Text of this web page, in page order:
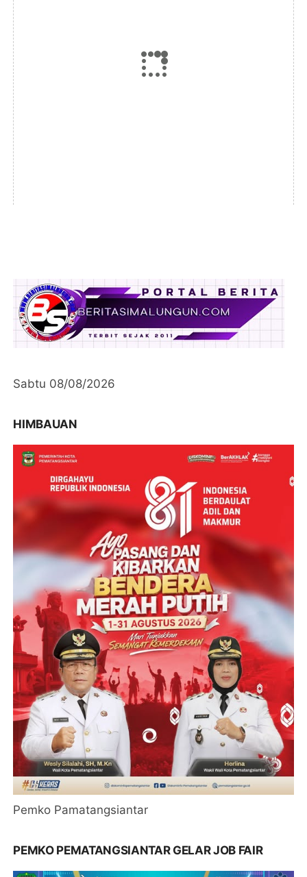
Sabtu 08/08/2026
HIMBAUAN
Pemko Pamatangsiantar
PEMKO PEMATANGSIANTAR GELAR JOB FAIR